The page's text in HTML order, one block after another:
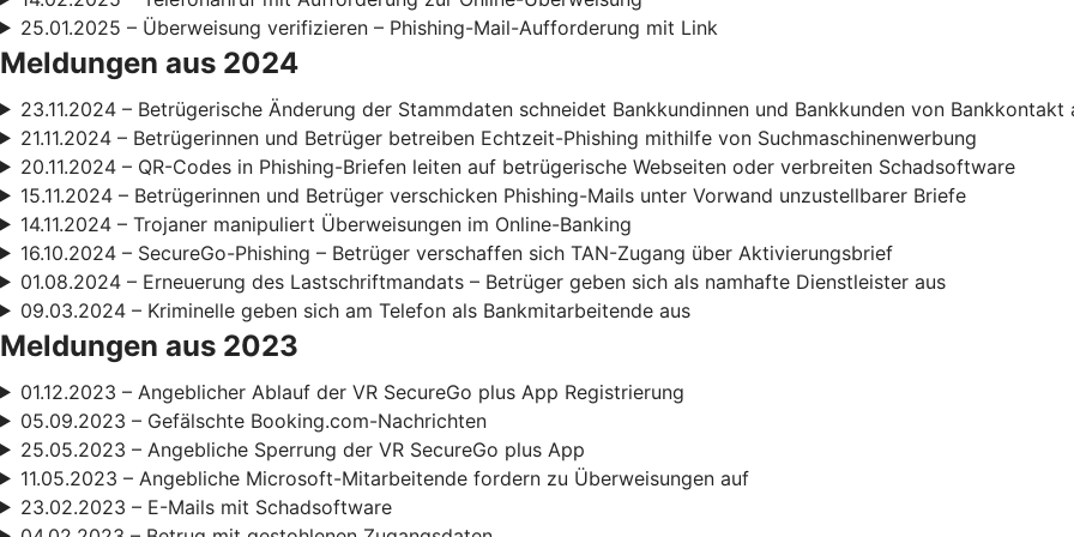
25.01.2025 – Überweisung verifizieren – Phishing-Mail-Aufforderung mit Link
Meldungen aus 2024
23.11.2024 – Betrügerische Änderung der Stammdaten schneidet Bankkundinnen und Bankkunden von Bankkontakt
21.11.2024 – Betrügerinnen und Betrüger betreiben Echtzeit-Phishing mithilfe von Suchmaschinenwerbung
20.11.2024 – QR-Codes in Phishing-Briefen leiten auf betrügerische Webseiten oder verbreiten Schadsoftware
15.11.2024 – Betrügerinnen und Betrüger verschicken Phishing-Mails unter Vorwand unzustellbarer Briefe
14.11.2024 – Trojaner manipuliert Überweisungen im Online-Banking
16.10.2024 – SecureGo-Phishing – Betrüger verschaffen sich TAN-Zugang über Aktivierungsbrief
01.08.2024 – Erneuerung des Lastschriftmandats – Betrüger geben sich als namhafte Dienstleister aus
09.03.2024 – Kriminelle geben sich am Telefon als Bankmitarbeitende aus
Meldungen aus 2023
01.12.2023 – Angeblicher Ablauf der VR SecureGo plus App Registrierung
05.09.2023 – Gefälschte Booking.com-Nachrichten
25.05.2023 – Angebliche Sperrung der VR SecureGo plus App
11.05.2023 – Angebliche Microsoft-Mitarbeitende fordern zu Überweisungen auf
23.02.2023 – E-Mails mit Schadsoftware